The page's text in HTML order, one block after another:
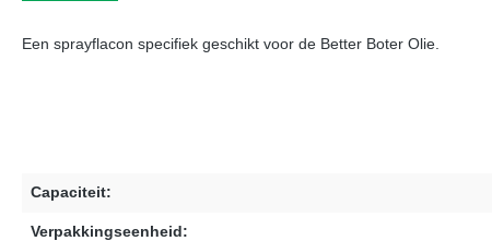
Een sprayflacon specifiek geschikt voor de Better Boter Olie.
Capaciteit:
Verpakkingseenheid: